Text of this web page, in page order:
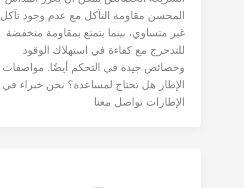
المحسن مقاومة التآكل مع عدم وجود تآكل
غير متساوي، بينما يتمتع بمقاومة منخفضة
للتدحرج مع كفاءة في استهلاك الوقود
وخصائص جيدة في التحكم أيضًا. مواصفات
الإطار هل تحتاج لمساعدة؟ نحن خبراء في
الإطارات تواصل معنا